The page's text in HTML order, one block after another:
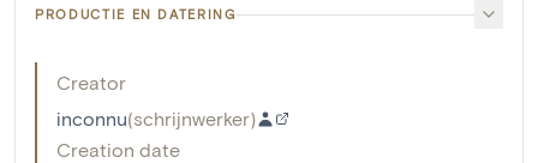
PRODUCTIE EN DATERING
Creator
inconnu(schrijnwerker)
Creation date